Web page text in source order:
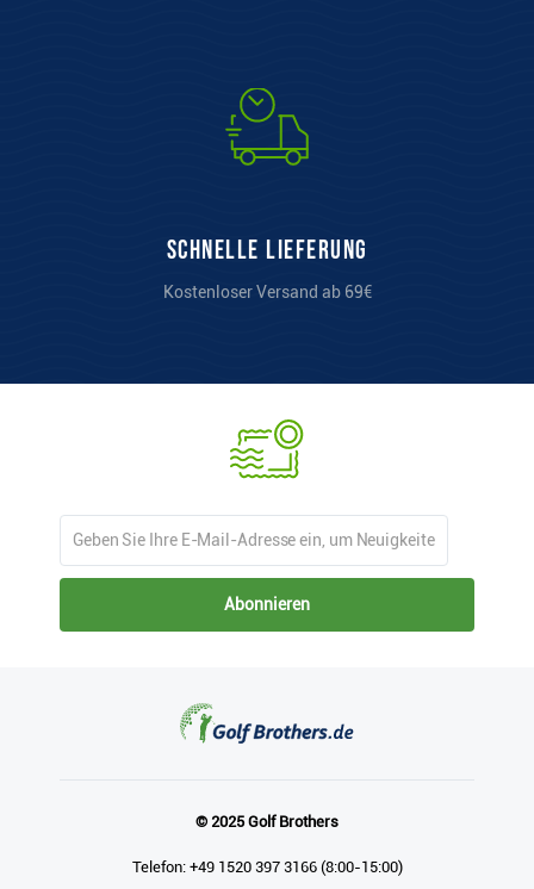
Schnelle Lieferung
Kostenloser Versand ab 69€
Abonnieren
© 2025 Golf Brothers
Telefon: +49 1520 397 3166 (8:00-15:00)